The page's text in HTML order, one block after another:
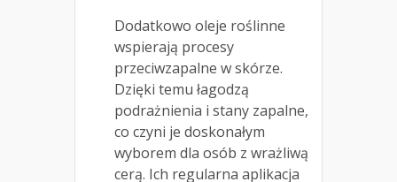
Dodatkowo oleje roślinne
wspierają procesy
przeciwzapalne w skórze.
Dzięki temu łagodzą
podrażnienia i stany zapalne,
co czyni je doskonałym
wyborem dla osób z wrażliwą
cerą. Ich regularna aplikacja